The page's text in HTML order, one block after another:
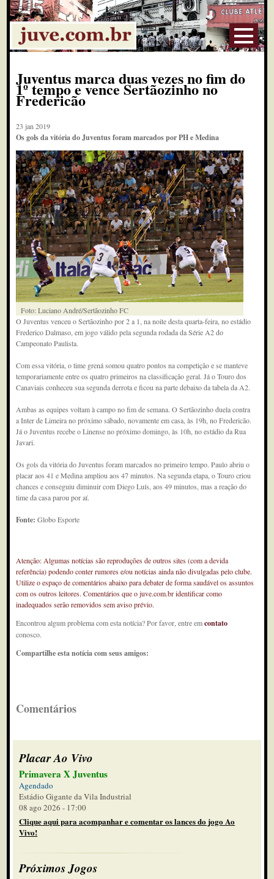
Juventus marca duas vezes no fim do
1º tempo e vence Sertãozinho no
Fredericão
23 jan 2019
Os gols da vitória do Juventus foram marcados por PH e Medina
Foto: Luciano André/Sertãozinho FC
O Juventus venceu o Sertãozinho por 2 a 1, na noite desta quarta-feira, no estádio
Frederico Dalmaso, em jogo válido pela segunda rodada da Série A2 do
Campeonato Paulista.
Com essa vitória, o time grená somou quatro pontos na competição e se manteve
temporariamente entre os quatro primeiros na classificação geral. Já o Touro dos
Canaviais conheceu sua segunda derrota e ficou na parte debaixo da tabela da A2.
Ambas as equipes voltam à campo no fim de semana. O Sertãozinho duela contra
a Inter de Limeira no próximo sábado, novamente em casa, às 19h, no Fredericão.
Já o Juventus recebe o Linense no próximo domingo, às 10h, no estádio da Rua
Javari.
Os gols da vitória do Juventus foram marcados no primeiro tempo. Paulo abriu o
placar aos 41 e Medina ampliou aos 47 minutos. Na segunda etapa, o Touro criou
chances e conseguiu diminuir com Diego Luís, aos 49 minutos, mas a reação do
time da casa parou por aí.
Fonte:Globo Esporte
Atenção: Algumas notícias são reproduções de outros sites (com a devida
referência) podendo conter rumores e/ou notícias ainda não divulgadas pelo clube.
Utilize o espaço de comentários abaixo para debater de forma saudável os assuntos
com os outros leitores. Comentários que o juve.com.br identificar como
inadequados serão removidos sem aviso prévio.
Encontrou algum problema com esta notícia? Por favor, entre emcontato
conosco.
Compartilhe esta notícia com seus amigos:
Comentários
Placar Ao Vivo
Primavera X Juventus
Agendado
Estádio Gigante da Vila Industrial
08 ago 2026 - 17:00
Clique aqui para acompanhar e comentar os lances do jogo Ao
Vivo!
Próximos Jogos